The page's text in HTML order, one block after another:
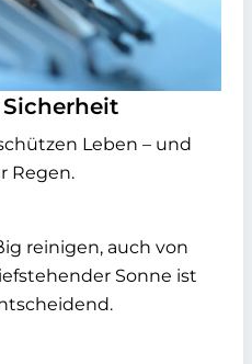
Leben – und
Regen.
reinigen, auch von
Sonne ist